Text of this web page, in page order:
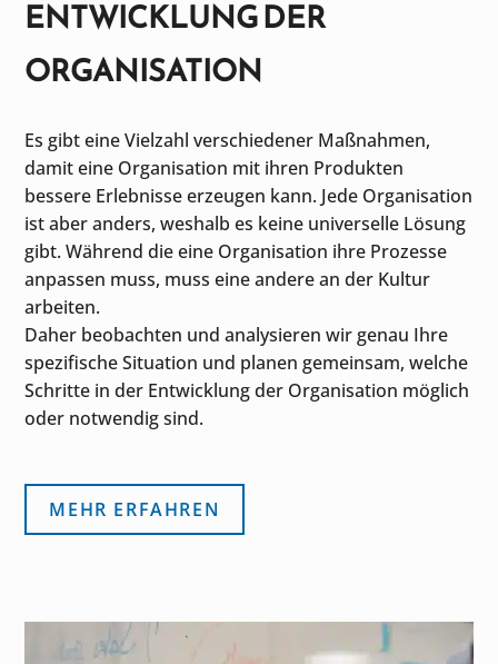
ENTWICKLUNG DER
ORGANISATION
Es gibt eine Vielzahl verschiedener Maßnahmen,
damit eine Organisation mit ihren Produkten
bessere Erlebnisse erzeugen kann. Jede Organisation
ist aber anders, weshalb es keine universelle Lösung
gibt. Während die eine Organisation ihre Prozesse
anpassen muss, muss eine andere an der Kultur
arbeiten.
Daher beobachten und analysieren wir genau Ihre
spezifische Situation und planen gemeinsam, welche
Schritte in der Entwicklung der Organisation möglich
oder notwendig sind.
MEHR ERFAHREN